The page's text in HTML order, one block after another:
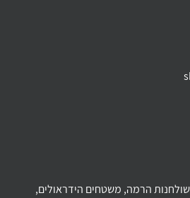
הרמה, משטחים הידראולים,